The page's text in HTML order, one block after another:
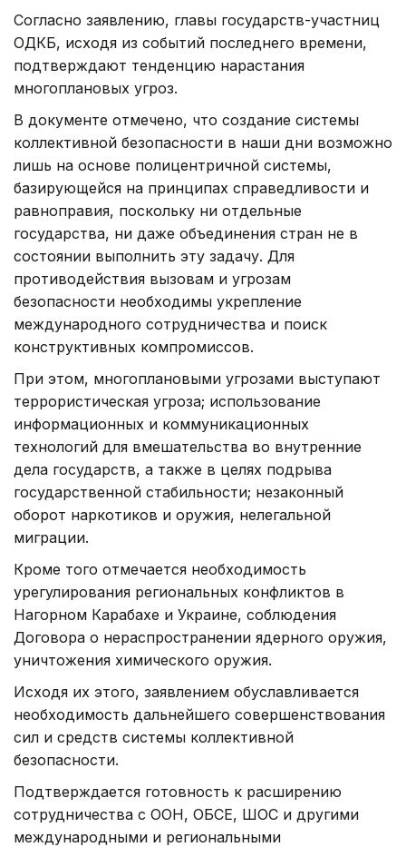
Согласно заявлению, главы государств-участниц
ОДКБ, исходя из событий последнего времени,
подтверждают тенденцию нарастания
многоплановых угроз.
В документе отмечено, что создание системы
коллективной безопасности в наши дни возможно
лишь на основе полицентричной системы,
базирующейся на принципах справедливости и
равноправия, поскольку ни отдельные
государства, ни даже объединения стран не в
состоянии выполнить эту задачу. Для
противодействия вызовам и угрозам
безопасности необходимы укрепление
международного сотрудничества и поиск
конструктивных компромиссов.
При этом, многоплановыми угрозами выступают
террористическая угроза; использование
информационных и коммуникационных
технологий для вмешательства во внутренние
дела государств, а также в целях подрыва
государственной стабильности; незаконный
оборот наркотиков и оружия, нелегальной
миграции.
Кроме того отмечается необходимость
урегулирования региональных конфликтов в
Нагорном Карабахе и Украине, соблюдения
Договора о нераспространении ядерного оружия,
уничтожения химического оружия.
Исходя их этого, заявлением обуславливается
необходимость дальнейшего совершенствования
сил и средств системы коллективной
безопасности.
Подтверждается готовность к расширению
сотрудничества с ООН, ОБСЕ, ШОС и другими
международными и региональными